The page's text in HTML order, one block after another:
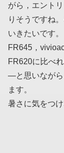
がら，エント
りそうですね
いきたいです。
FR645，
FR620に比べ
―と思いながら
ます。
暑さに気をつ